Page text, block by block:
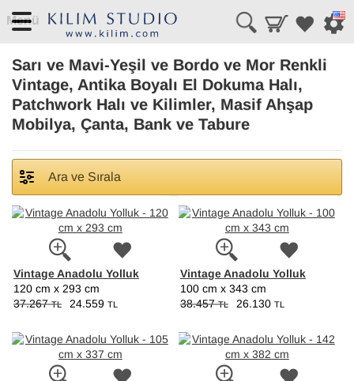
Menü
Sarı ve Mavi-Yeşil ve Bordo ve Mor Renkli
Vintage, Antika Boyalı El Dokuma Halı,
Patchwork Halı ve Kilimler, Masif Ahşap
Mobilya, Çanta, Bank ve Tabure
Ara ve Sırala
Vintage Anadolu Yolluk
120 cm x 293 cm
37.267TL 24.559 TL
Vintage Anadolu Yolluk
100 cm x 343 cm
38.457TL 26.130 TL